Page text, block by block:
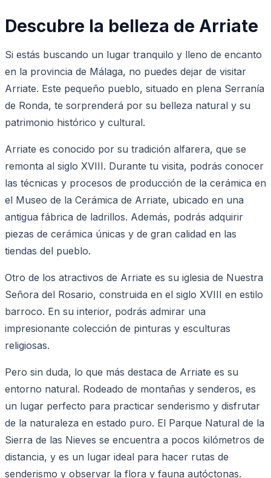
Descubre la belleza de Arriate
Si estás buscando un lugar tranquilo y lleno de encanto
en la provincia de Málaga, no puedes dejar de visitar
Arriate. Este pequeño pueblo, situado en plena Serranía
de Ronda, te sorprenderá por su belleza natural y su
patrimonio histórico y cultural.
Arriate es conocido por su tradición alfarera, que se
remonta al siglo XVIII. Durante tu visita, podrás conocer
las técnicas y procesos de producción de la cerámica en
el Museo de la Cerámica de Arriate, ubicado en una
antigua fábrica de ladrillos. Además, podrás adquirir
piezas de cerámica únicas y de gran calidad en las
tiendas del pueblo.
Otro de los atractivos de Arriate es su iglesia de Nuestra
Señora del Rosario, construida en el siglo XVIII en estilo
barroco. En su interior, podrás admirar una
impresionante colección de pinturas y esculturas
religiosas.
Pero sin duda, lo que más destaca de Arriate es su
entorno natural. Rodeado de montañas y senderos, es
un lugar perfecto para practicar senderismo y disfrutar
de la naturaleza en estado puro. El Parque Natural de la
Sierra de las Nieves se encuentra a pocos kilómetros de
distancia, y es un lugar ideal para hacer rutas de
senderismo y observar la flora y fauna autóctonas.